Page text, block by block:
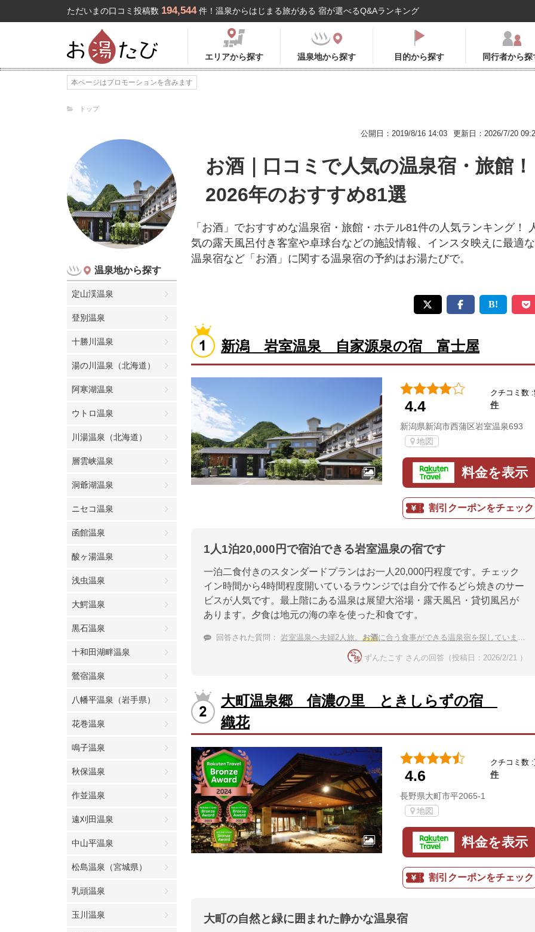
ただいまの口コミ投稿数 194,544 件！温泉からはじまる旅がある 宿が選べるQ&Aランキング
エリアから探す 温泉地から探す 目的から探す 同行者から探
本ページはプロモーションを含みます
トップ
公開日：2019/8/16 14:03 更新日：2026/7/20
温泉地から探す
定山渓温泉
登別温泉
十勝川温泉
湯の川温泉（北海道）
阿寒湖温泉
ウトロ温泉
川湯温泉（北海道）
層雲峡温泉
洞爺湖温泉
ニセコ温泉
函館温泉
酸ヶ湯温泉
浅虫温泉
大鰐温泉
黒石温泉
十和田湖畔温泉
鶯宿温泉
八幡平温泉（岩手県）
花巻温泉
鳴子温泉
秋保温泉
作並温泉
遠刈田温泉
中山平温泉
松島温泉（宮城県）
乳頭温泉
玉川温泉
お酒｜口コミで人気の温泉宿・旅館！
2026年のおすすめ81選
「お酒」でおすすめな温泉宿・旅館・ホテル81件の人気ランキング！
気の露天風呂付き客室や卓球台などの施設情報、インスタ映えに最適な
温泉宿など「お酒」に関する温泉宿の予約はお湯たびで。
新潟 岩室温泉 自家源泉の宿 富士屋
4.4
クチコミ数 :
件
新潟県新潟市西蒲区岩室温泉693
地図
料金を表示
割引クーポンをチェック
1人1泊20,000円で宿泊できる岩室温泉の宿です
一泊二食付きのスタンダードプランはお一人20,000円程度です。チェック
イン時間から4時間程度開いているラウンジでは自分で作るどら焼きのサー
ビスが人気です。最上階にある温泉は展望大浴場・露天風呂・貸切風呂が
あります。夕食は地元の海の幸を使った和食です。
回答された質問： 岩室温泉へ夫婦2人旅。 お酒に合う食事ができる温泉宿を探しています。
ずんたこす さんの回答（投稿日：2026/2/21 ）
大町温泉郷 信濃の里 ときしらずの宿
織花
4.6
クチコミ数 :
件
長野県大町市平2065-1
地図
料金を表示
割引クーポンをチェック
大町の自然と緑に囲まれた静かな温泉宿